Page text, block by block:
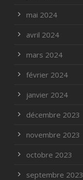
mai 2024
avril 2024
mars 2024
février 2024
janvier 2024
décembre 2023
novembre 2023
octobre 2023
septembre 2023